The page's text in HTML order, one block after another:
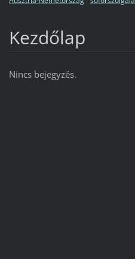
Kezdőlap
Nincs bejegyzés.